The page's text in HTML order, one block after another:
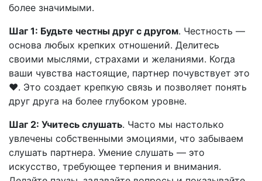
более значимыми.
Шаг 1: Будьте честны друг с другом. Честность —
основа любых крепких отношений. Делитесь
своими мыслями, страхами и желаниями. Когда
ваши чувства настоящие, партнер почувствует это
❤️. Это создает крепкую связь и позволяет понять
друг друга на более глубоком уровне.
Шаг 2: Учитесь слушать. Часто мы настолько
увлечены собственными эмоциями, что забываем
слушать партнера. Умение слушать — это
искусство, требующее терпения и внимания.